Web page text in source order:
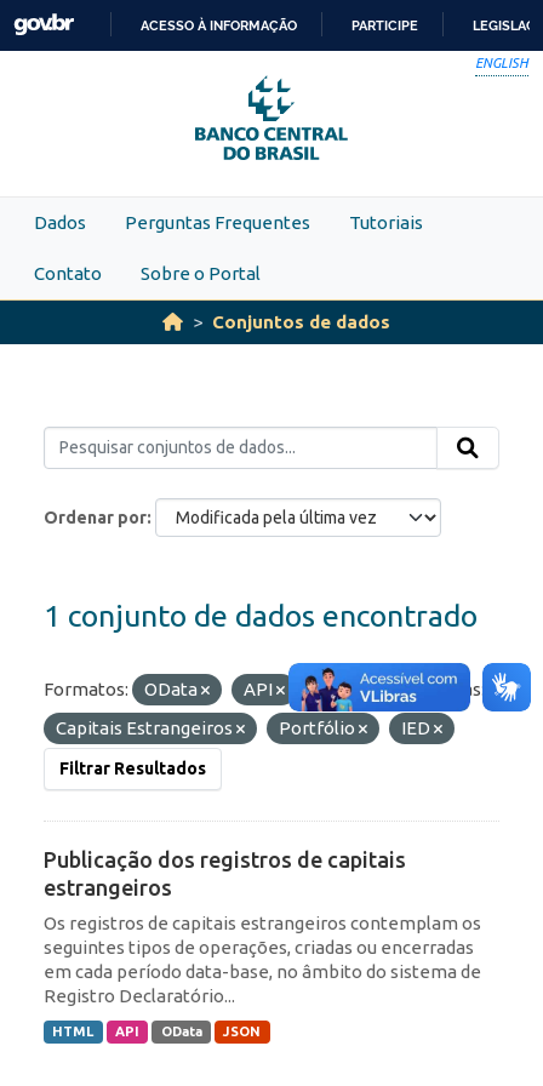
Skip to main content
PARA
O
CONTEÚDO
ACESSO À INFORMAÇÃO PARTICIPE
ENGLISH
Dados Perguntas Frequentes Tutoriais
Contato Sobre o Portal
Conjuntos de dados
Ordenar por
1 conjunto de dados encontrado
Formatos: OData API HTML
Etiquetas:
Capitais Estrangeiros
Portfólio IED
Filtrar Resultados
Publicação dos registros de capitais
estrangeiros
Os registros de capitais estrangeiros contemplam os
seguintes tipos de operações, criadas ou encerradas
em cada período data-base, no âmbito do sistema de
Registro Declaratório...
HTML API OData JSON